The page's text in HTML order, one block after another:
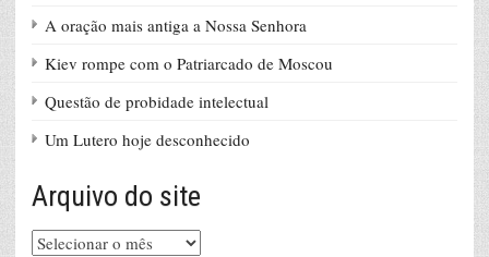
A oração mais antiga a Nossa Senhora
Kiev rompe com o Patriarcado de Moscou
Questão de probidade intelectual
Um Lutero hoje desconhecido
Arquivo do site
Arquivo